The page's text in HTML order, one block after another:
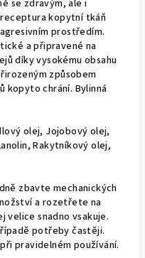
se zdravým, ale i
kopytní tkáň
prostředím.
a připravené na
díky vysokému obsahu
způsobem
kopyto chrání. Bylinná
olej, Jojobový olej,
Rakytníkový olej,
zbavte mechanických
a rozetřete na
velice snadno vsakuje.
potřeby častěji.
pravidelném používání.